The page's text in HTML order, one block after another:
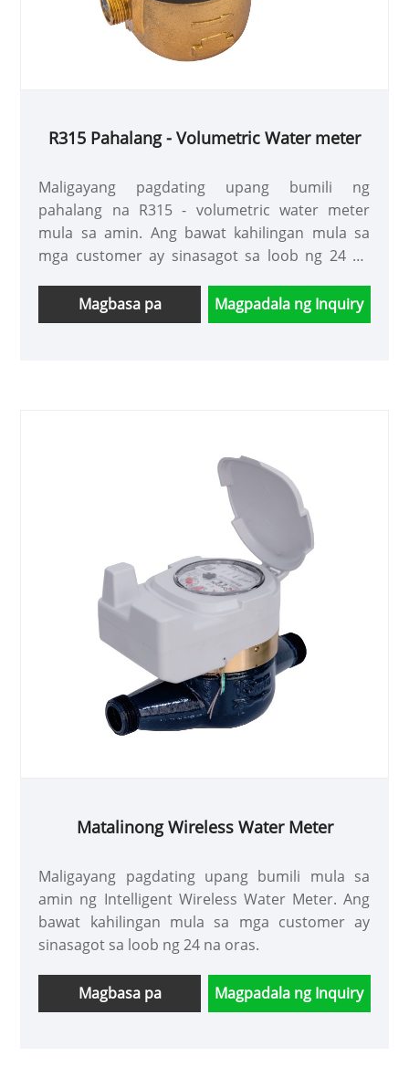
R315 Pahalang - Volumetric Water meter
Maligayang pagdating upang bumili ng
pahalang na R315 - volumetric water meter
mula sa amin. Ang bawat kahilingan mula sa
mga customer ay sinasagot sa loob ng 24 na
Magbasa pa
Magpadala ng Inquiry
Matalinong Wireless Water Meter
Maligayang pagdating upang bumili mula sa
amin ng Intelligent Wireless Water Meter. Ang
bawat kahilingan mula sa mga customer ay
sinasagot sa loob ng 24 na oras.
Magbasa pa Magpadala ng Inquiry